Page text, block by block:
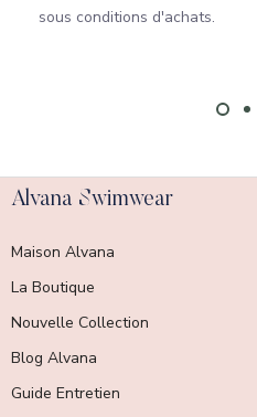
sous conditions d'achats.
Alvana Swimwear
Maison Alvana
La Boutique
Nouvelle Collection
Blog Alvana
Guide Entretien